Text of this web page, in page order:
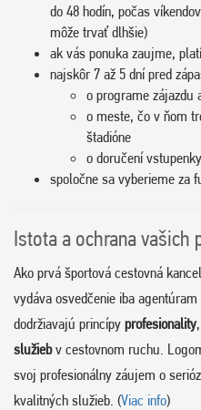
do 48 hodín, počas
môže trvať dlhšie)
ak vás ponuka zaujme,
najskôr 7 až 5 dní pred
o programe zájazdu
o meste, čo v ňom
štadióne
o doručení vstupenky
spoločne sa vyberieme za
Istota a ochrana vašich
Ako prvá športová cestovná
vydáva osvedčenie iba
dodržiavajú princípy profesionality,
služiebv cestovnom ruchu.
svoj profesionálny záujem o
kvalitných služieb. (Viac info)